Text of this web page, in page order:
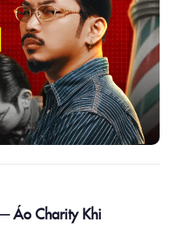
Áo Charity Khi